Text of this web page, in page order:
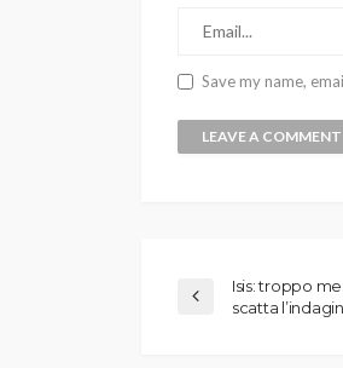
Save my name,
Isis: troppo
scatta